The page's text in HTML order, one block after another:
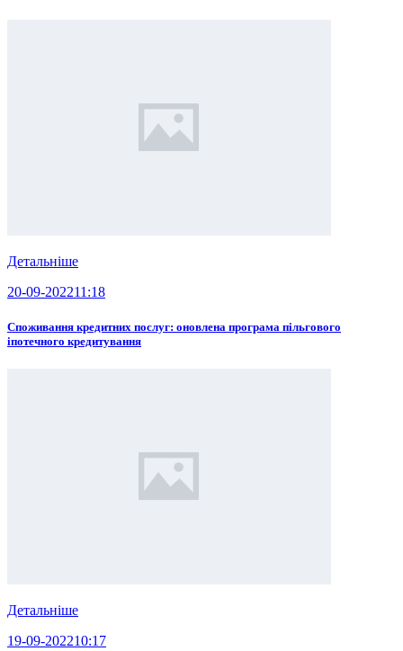
Детальніше
20-09-202211:18
Споживання кредитних послуг: оновлена програма пільгового
іпотечного кредитування
Детальніше
19-09-202210:17